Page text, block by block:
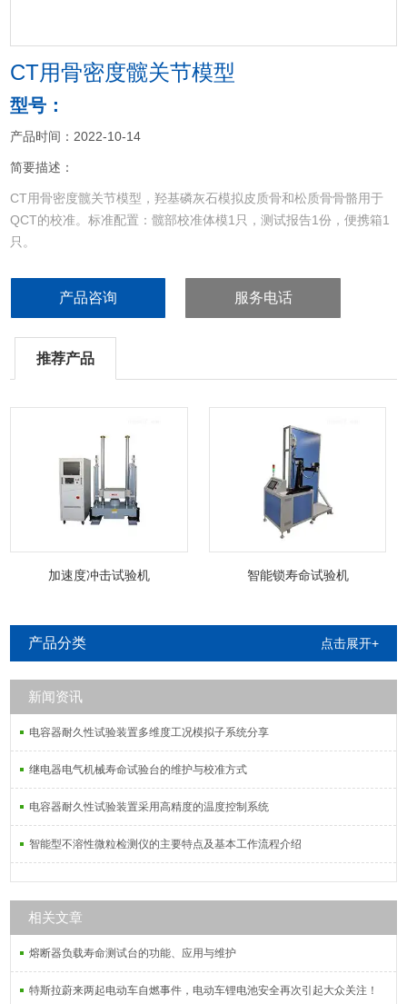
CT用骨密度髋关节模型
型号：
产品时间：2022-10-14
简要描述：
CT用骨密度髋关节模型，羟基磷灰石模拟皮质骨和松质骨骨骼用于
QCT的校准。标准配置：髋部校准体模1只，测试报告1份，便携箱1
只。
产品咨询 服务电话
推荐产品
加速度冲击试验机 智能锁寿命试验机
产品分类 点击展开+
新闻资讯
电容器耐久性试验装置多维度工况模拟子系统分享
继电器电气机械寿命试验台的维护与校准方式
电容器耐久性试验装置采用高精度的温度控制系统
智能型不溶性微粒检测仪的主要特点及基本工作流程介绍
相关文章
熔断器负载寿命测试台的功能、应用与维护
特斯拉蔚来两起电动车自燃事件，电动车锂电池安全再次引起大众关注！